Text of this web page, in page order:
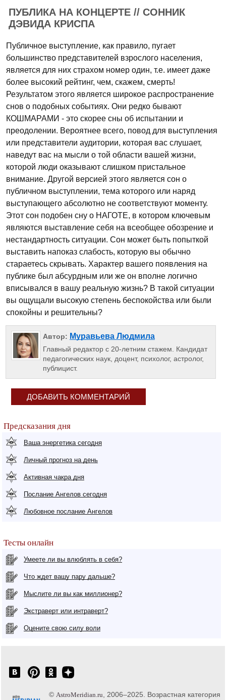
ПУБЛИКА НА КОНЦЕРТЕ // СОННИК
ДЭВИДА КРИСПА
Публичное выступление, как правило, пугает
большинство представителей взрослого населения,
является для них страхом номер один, т.е. имеет даже
более высокий рейтинг, чем, скажем, смерть!
Результатом этого является широкое распространение
снов о подобных событиях. Они редко бывают
КОШМАРАМИ - это скорее сны об испытании и
преодолении. Вероятнее всего, повод для выступления
или представители аудитории, которая вас слушает,
наведут вас на мысли о той области вашей жизни,
которой люди оказывают слишком пристальное
внимание. Другой версией этого является сон о
публичном выступлении, тема которого или наряд
выступающего абсолютно не соответствуют моменту.
Этот сон подобен сну о НАГОТЕ, в котором ключевым
являются выставление себя на всеобщее обозрение и
нестандартность ситуации. Сон может быть попыткой
выставить напоказ слабость, которую вы обычно
стараетесь скрывать. Характер вашего появления на
публике был абсурдным или же он вполне логично
вписывался в вашу реальную жизнь? В такой ситуации
вы ощущали высокую степень беспокойства или были
спокойны и решительны?
Автор: Муравьева Людмила
Главный редактор с 20-летним стажем. Кандидат
педагогических наук, доцент, психолог, астролог,
публицист.
ДОБАВИТЬ КОММЕНТАРИЙ
Предсказания дня
Ваша энергетика сегодня
Личный прогноз на день
Активная чакра дня
Послание Ангелов сегодня
Любовное послание Ангелов
Тесты онлайн
Умеете ли вы влюблять в себя?
Что ждет вашу пару дальше?
Мыслите ли вы как миллионер?
Экстраверт или интраверт?
Оцените свою силу воли
© AstroMeridian.ru , 2006–2025. Возрастная категория